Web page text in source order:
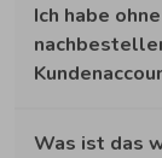
Ich habe
Was ist das